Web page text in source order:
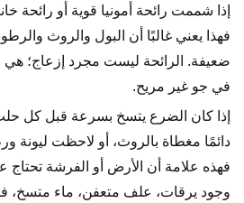
إذا شممت رائحة أمونيا قوية أو رائحة
فهذا يعني غالبًا أن البول والروث
ضعيفة. الرائحة ليست مجرد إزعاج؛ هي
في جو غير مريح.
إذا كان الضرع يتسخ بسرعة قبل كل
دائمًا مغطاة بالروث، أو لاحظت ليونة
فهذه علامة أن الأرض أو الفرشة تحتاج
وجود يرقات، علف متعفن، ماء متسخ،